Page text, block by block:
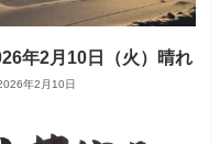
年2月10日（火）晴れ
年2月10日